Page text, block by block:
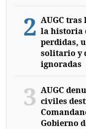
2 AUGC
la historia
perdidas,
solitario y
ignoradas
3 AUGC
civiles
Gobierno